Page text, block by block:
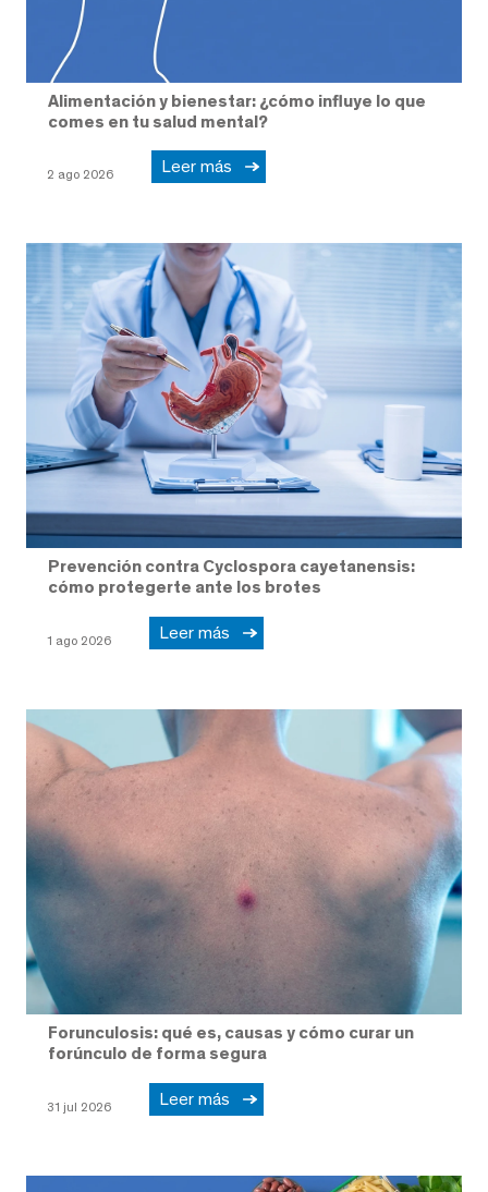
Alimentación y bienestar: ¿cómo influye lo que
comes en tu salud mental?
2 ago 2026 Leer más
Prevención contra Cyclospora cayetanensis:
cómo protegerte ante los brotes
1 ago 2026 Leer más
Forunculosis: qué es, causas y cómo curar un
forúnculo de forma segura
31 jul 2026 Leer más